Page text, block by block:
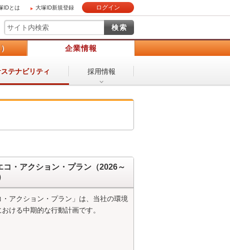
IDとは 大塚ID新規登録 ログイン
企業情報
テナビリティ 採用情報
コ・アクション・プラン（2026～
・アクション・プラン」は、当社の環境
ける中期的な行動計画です。